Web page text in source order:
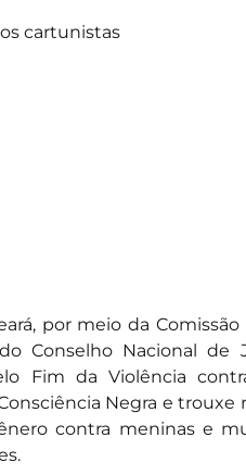
cartunistas
por meio da
Conselho Nacional de
Fim da Violência
Negra e trouxe
contra meninas e